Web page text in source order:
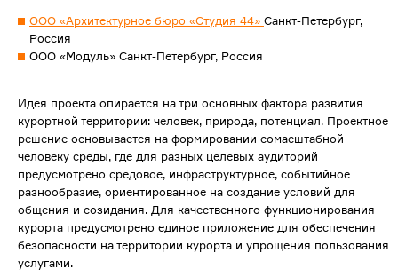
ООО «Архитектурное бюро «Студия 44» Санкт-Петербург,
Россия
ООО «Модуль» Санкт-Петербург, Россия
Идея проекта опирается на три основных фактора развития
курортной территории: человек, природа, потенциал. Проектное
решение основывается на формировании сомасштабной
человеку среды, где для разных целевых аудиторий
предусмотрено средовое, инфраструктурное, событийное
разнообразие, ориентированное на создание условий для
общения и созидания. Для качественного функционирования
курорта предусмотрено единое приложение для обеспечения
безопасности на территории курорта и упрощения пользования
услугами.